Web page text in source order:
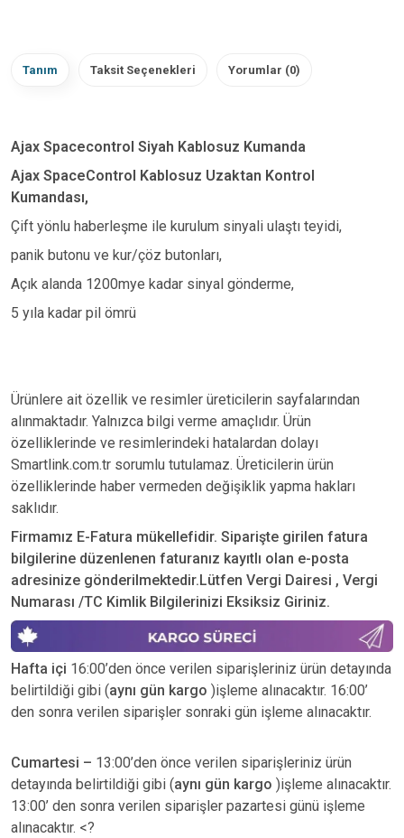
Tanım Taksit Seçenekleri Yorumlar (0)
Ajax Spacecontrol Siyah Kablosuz Kumanda
Ajax SpaceControl Kablosuz Uzaktan Kontrol
Kumandası,
Çift yönlu haberleşme ile kurulum sinyali ulaştı teyidi,
panik butonu ve kur/çöz butonları,
Açık alanda 1200mye kadar sinyal gönderme,
5 yıla kadar pil ömrü
Ürünlere ait özellik ve resimler üreticilerin sayfalarından
alınmaktadır. Yalnızca bilgi verme amaçlıdır. Ürün
özelliklerinde ve resimlerindeki hatalardan dolayı
Smartlink.com.tr sorumlu tutulamaz. Üreticilerin ürün
özelliklerinde haber vermeden değişiklik yapma hakları
saklıdır.
Firmamız E-Fatura mükellefidir. Siparişte girilen fatura
bilgilerine düzenlenen faturanız kayıtlı olan e-posta
adresinize gönderilmektedir.Lütfen Vergi Dairesi , Vergi
Numarası /TC Kimlik Bilgilerinizi Eksiksiz Giriniz.
Hafta içi 16:00’den önce verilen siparişleriniz ürün detayında
belirtildiği gibi (aynı gün kargo )işleme alınacaktır. 16:00’
den sonra verilen siparişler sonraki gün işleme alınacaktır.
Cumartesi – 13:00’den önce verilen siparişleriniz ürün
detayında belirtildiği gibi (aynı gün kargo )işleme alınacaktır.
13:00’ den sonra verilen siparişler pazartesi günü işleme
alınacaktır. <?